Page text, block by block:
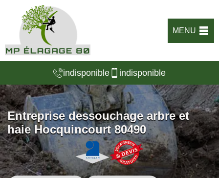
MENU
indisponible indisponible
Entreprise dessouchage arbre et
haie Hocquincourt 80490